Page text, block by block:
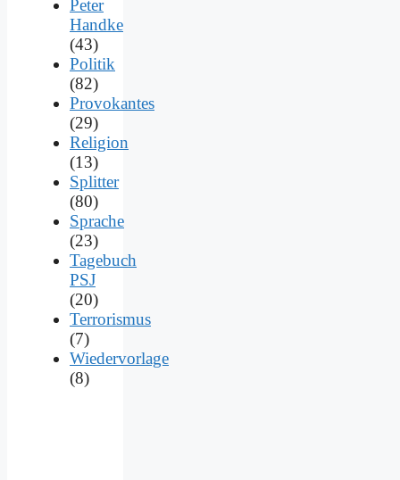
Peter
Handke
(43)
Politik
(82)
Provokantes
(29)
Religion
(13)
Splitter
(80)
Sprache
(23)
Tagebuch
PSJ
(20)
Terrorismus
(7)
Wiedervorlage
(8)